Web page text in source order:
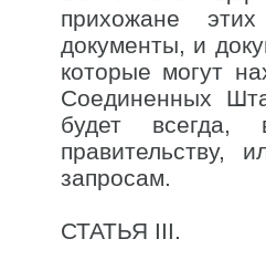
прихожане
документы, и
которые могут
Соединенных
будет всегда,
запросам.
СТАТЬЯ III.